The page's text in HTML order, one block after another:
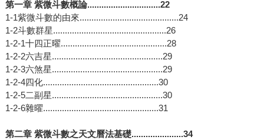
第一章 紫微斗數概論...............................22
1-1紫微斗數的由來..........................................24
1-2斗數群星................................................26
1-2-1十四正曜.............................................28
1-2-2六吉星...............................................29
1-2-3六煞星...............................................29
1-2-4四化.................................................30
1-2-5二副星...............................................30
1-2-6雜曜.................................................31
第二章 紫微斗數之天文曆法基礎......................34